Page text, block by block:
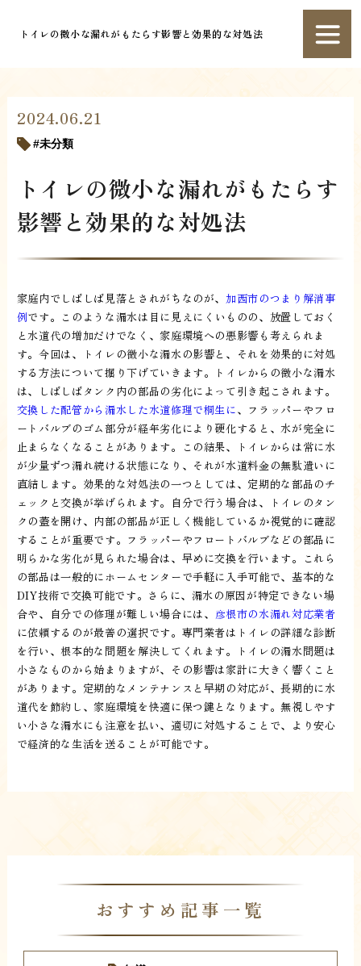
トイレの微小な漏れがもたらす影響と効果的な対処法
2024.06.21
未分類
トイレの微小な漏れがもたらす
影響と効果的な対処法
家庭内でしばしば見落とされがちなのが、 加西市のつまり解消事
例です。このような漏水は目に見えにくいものの、放置しておく
と水道代の増加だけでなく、家庭環境への悪影響も考えられま
す。今回は、トイレの微小な漏水の影響と、それを効果的に対処
する方法について掘り下げていきます。トイレからの微小な漏水
は、しばしばタンク内の部品の劣化によって引き起こされます。
交換した配管から漏水した水道修理で桐生に、フラッパーやフロ
ートバルブのゴム部分が経年劣化により硬化すると、水が完全に
止まらなくなることがあります。この結果、トイレからは常に水
が少量ずつ漏れ続ける状態になり、それが水道料金の無駄遣いに
直結します。効果的な対処法の一つとしては、定期的な部品のチ
ェックと交換が挙げられます。自分で行う場合は、トイレのタン
クの蓋を開け、内部の部品が正しく機能しているか視覚的に確認
することが重要です。フラッパーやフロートバルブなどの部品に
明らかな劣化が見られた場合は、早めに交換を行います。これら
の部品は一般的にホームセンターで手軽に入手可能で、基本的な
DIY技術で交換可能です。さらに、漏水の原因が特定できない場
合や、自分での修理が難しい場合には、 彦根市の水漏れ対応業者
に依頼するのが最善の選択です。専門業者はトイレの詳細な診断
を行い、根本的な問題を解決してくれます。トイレの漏水問題は
小さなものから始まりますが、その影響は家計に大きく響くこと
があります。定期的なメンテナンスと早期の対応が、長期的に水
道代を節約し、家庭環境を快適に保つ鍵となります。無視しやす
い小さな漏水にも注意を払い、適切に対処することで、より安心
で経済的な生活を送ることが可能です。
おすすめ記事一覧